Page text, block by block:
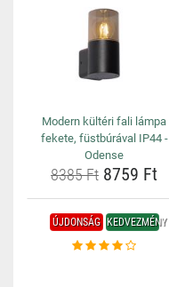
Modern kültéri fali lámpa
fekete, füstbúrával IP44 -
Odense
8385 Ft 8759 Ft
ÚJDONSÁG KEDVEZMÉNY